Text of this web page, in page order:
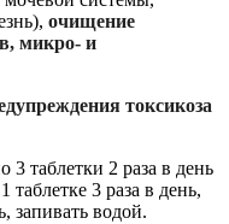
очищение
микро- и
токсикоза
3 таблетки 2 раза в день
таблетке 3 раза в день,
запивать водой.